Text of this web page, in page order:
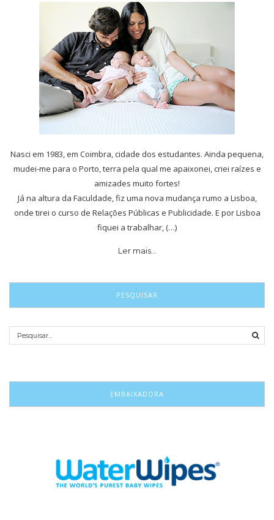
Nasci em 1983, em Coimbra, cidade dos estudantes. Ainda pequena,
mudei-me para o Porto, terra pela qual me apaixonei, criei raízes e
amizades muito fortes!
Já na altura da Faculdade, fiz uma nova mudança rumo a Lisboa,
onde tirei o curso de Relações Públicas e Publicidade. E por Lisboa
fiquei a trabalhar, (…)
Ler mais…
PESQUISAR
EMBAIXADORA